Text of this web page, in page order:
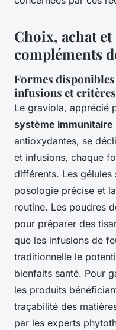
Choix, achat
compléments
Formes
infusions et
Le graviola, apprécié
système immunitaire
antioxydantes, se
et infusions, chaque
différents. Les
posologie précise et
routine. Les poudres
pour préparer des
que les infusions de
traditionnelle le
bienfaits santé. Pour
les produits
traçabilité des
par les experts